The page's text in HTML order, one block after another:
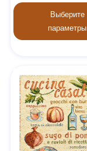
Выберите
параметры